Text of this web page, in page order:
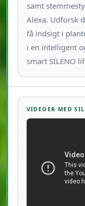
samt
Alexa. Udforsk
få indsigt i
i en intelligent
smart SILENO
VIDEOER MED